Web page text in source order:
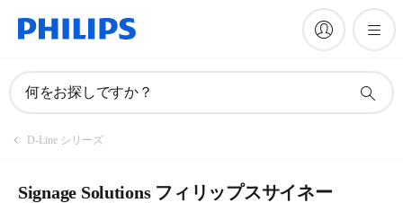
何をお探しですか？
D-Line シリーズ
Signage Solutions フィリップスサイネー